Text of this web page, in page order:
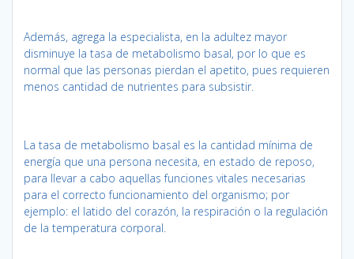
Además, agrega la especialista, en la adultez mayor
disminuye la tasa de metabolismo basal, por lo que es
normal que las personas pierdan el apetito, pues requieren
menos cantidad de nutrientes para subsistir.
La tasa de metabolismo basal es la cantidad mínima de
energía que una persona necesita, en estado de reposo,
para llevar a cabo aquellas funciones vitales necesarias
para el correcto funcionamiento del organismo; por
ejemplo: el latido del corazón, la respiración o la regulación
de la temperatura corporal.